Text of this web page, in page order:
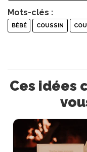
Mots-clés :
BÉBÉ COUSSIN
Ces idées